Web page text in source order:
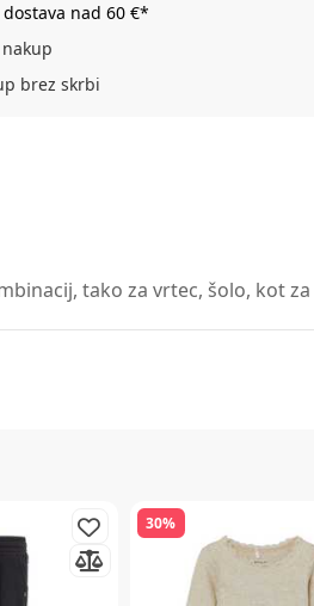
nad 60 €*
brez skrbi
tako za vrtec, šolo, kot
30%